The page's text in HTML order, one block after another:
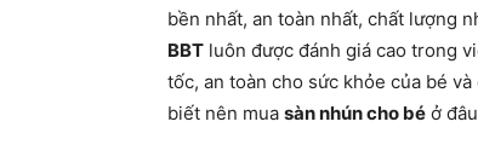
bền nhất, an toàn nhất, chất lượng
BBT luôn được đánh giá cao trong
tốc, an toàn cho sức khỏe của bé
biết nên mua sàn nhún cho bé ở